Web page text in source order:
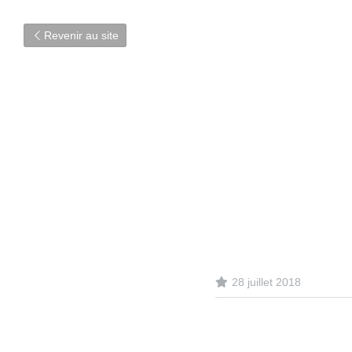
Revenir au site
28 juillet 2018